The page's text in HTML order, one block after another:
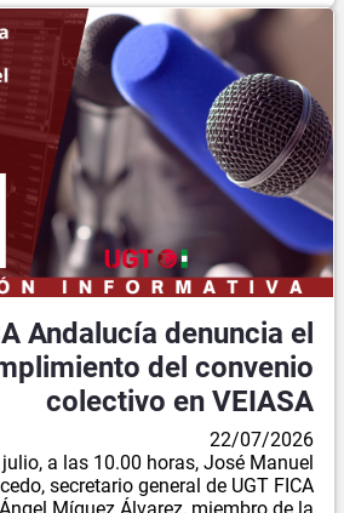
Andalucía denuncia el
del convenio
colectivo en VEIASA
22/07/2026
julio, a las 10.00 horas, José Manuel
secretario general de UGT FICA